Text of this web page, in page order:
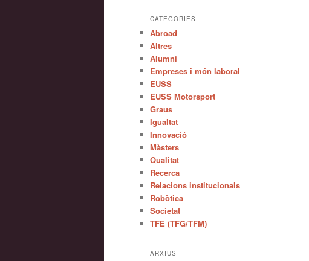
CATEGORIES
Abroad
Altres
Alumni
Empreses i món laboral
EUSS
EUSS Motorsport
Graus
Igualtat
Innovació
Màsters
Qualitat
Recerca
Relacions institucionals
Robòtica
Societat
TFE (TFG/TFM)
ARXIUS